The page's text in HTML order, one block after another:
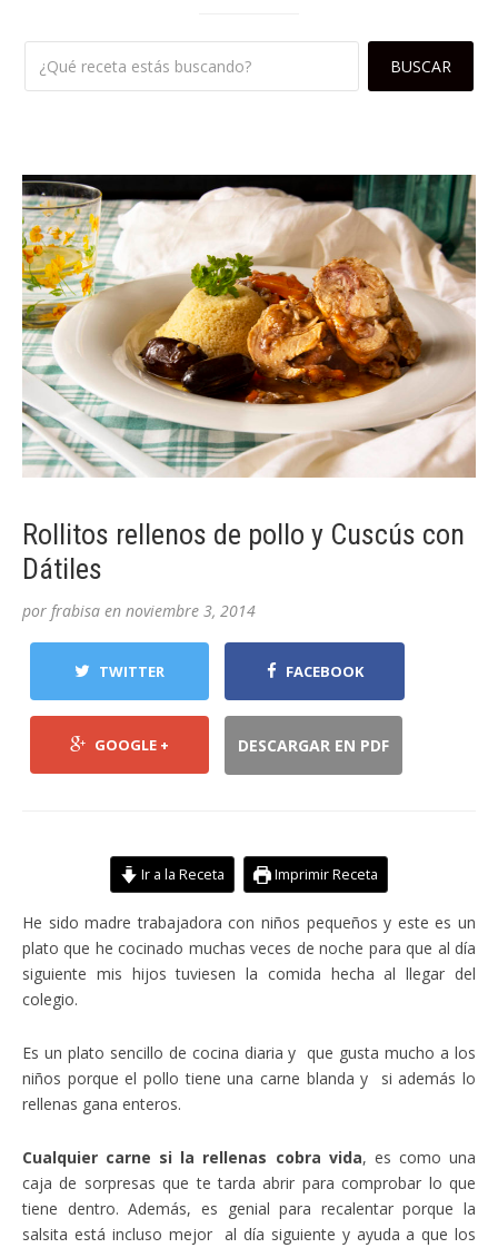
Rollitos rellenos de pollo y Cuscús con
Dátiles
por frabisa en noviembre 3, 2014
TWITTER FACEBOOK
GOOGLE + DESCARGAR EN PDF
Ir a la Receta Imprimir Receta
He sido madre trabajadora con niños pequeños y este es un
plato que he cocinado muchas veces de noche para que al día
siguiente mis hijos tuviesen la comida hecha al llegar del
colegio.
Es un plato sencillo de cocina diaria y que gusta mucho a los
niños porque el pollo tiene una carne blanda y si además lo
rellenas gana enteros.
Cualquier carne si la rellenas cobra vida, es como una
caja de sorpresas que te tarda abrir para comprobar lo que
tiene dentro. Además, es genial para recalentar porque la
salsita está incluso mejor al día siguiente y ayuda a que los